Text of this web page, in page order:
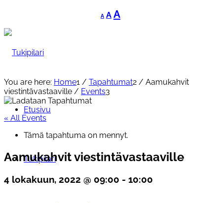
A
Decrease
font
A Reset
font
AIncrease
Etusivu
Tukipilari
You are here: Home1 / Tapahtumat2 / Aamukahvit
viestintävastaaville / Events3
« All Events
Tämä tapahtuma on mennyt.
Aamukahvit viestintävastaaville
4 lokakuun, 2022 @ 09:00 - 10:00